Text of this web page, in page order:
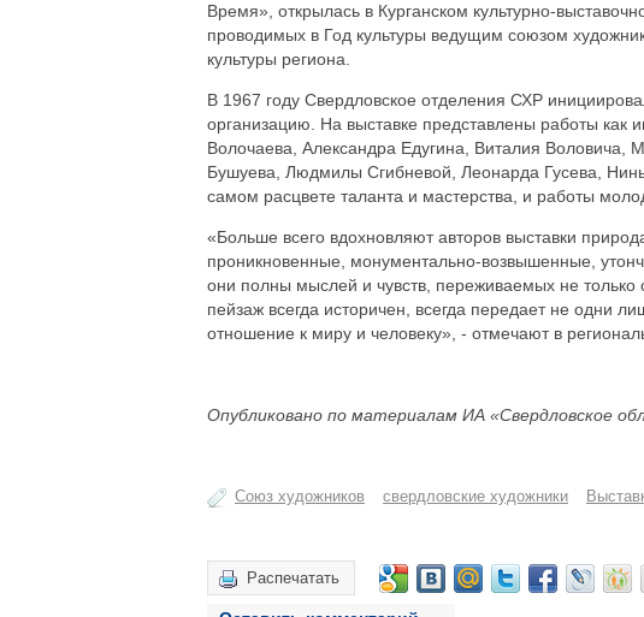
Время», открылась в Курганском культурно-
проводимых в Год культуры ведущим союзом
культуры региона.
В 1967 году Свердловское отделения СХР
организацию. На выставке представлены работы как
Волочаева, Александра Едугина, Виталия
Бушуева, Людмилы Сгибневой, Леонарда Гусева,
самом расцвете таланта и мастерства, и работы
«Больше всего вдохновляют авторов выставки
проникновенные, монументально-возвышенные,
они полны мыслей и чувств, переживаемых не
пейзаж всегда историчен, всегда передает не одни
отношение к миру и человеку», - отмечают в
Опубликовано по материалам ИА «Свердловское
Союз художников свердловские художники
Распечатать